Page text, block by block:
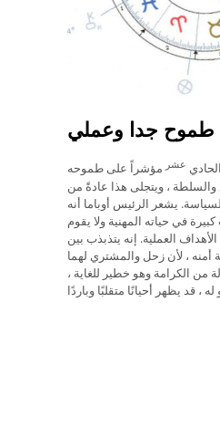
طموح جدا وعملي
عشر مؤشراً على طموحه
، ويتجلى هذا عادةً من
يشعر الرئيس أوباما أنه
في حياته المهنية ولا يقوم
العملية. إنه يتذبذب بين
، لأن زحل والمشتري لهما
من الكرامة وهو خطير للغاية ،